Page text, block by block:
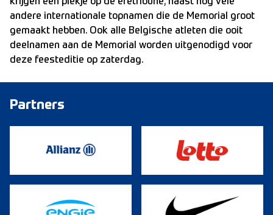
andere internationale topnamen die de Memorial groot
gemaakt hebben. Ook alle Belgische atleten die ooit
deelnamen aan de Memorial worden uitgenodigd voor
deze feesteditie op zaterdag.
Partners